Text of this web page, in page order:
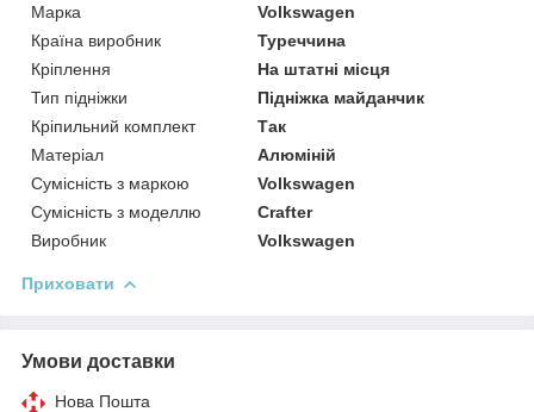
Марка
Volkswagen
Країна виробник
Туреччина
Кріплення
На штатні місця
Тип підніжки
Підніжка майданчик
Кріпильний комплект
Так
Матеріал
Алюміній
Сумісність з маркою
Volkswagen
Сумісність з моделлю
Crafter
Виробник
Volkswagen
Приховати
Умови доставки
Нова Пошта